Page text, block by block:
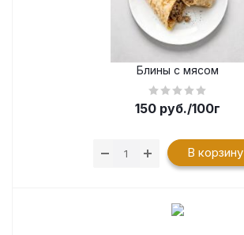
Блины с мясом
150 руб./100г
В корзину